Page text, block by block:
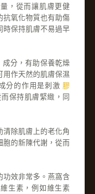
，從而讓肌膚更健
抗氧化物質也有助傷
時保持肌膚不易過早
分，有助保養乾燥
用作天然的肌膚保濕
分的作用是刺激膠
保持肌膚緊緻，同
除肌膚上的老化角
胞的新陳代謝，從而
功效非常多。燕窩含
生素，例如維生素